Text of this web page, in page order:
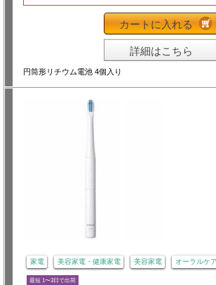
カートに入れる
詳細はこちら
円筒形リチウム電池 4個入り
家電 美容家電・健康家電 美容家電 オーラルケ
最短 1〜3日で出荷